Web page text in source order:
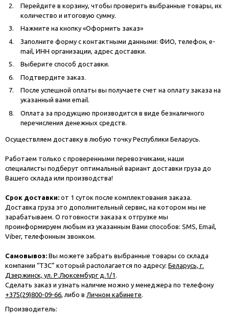
Перейдите в корзину, чтобы проверить выбранные товары, их
количество и итоговую сумму.
Нажмите на кнопку «Оформить заказ»
Заполните форму с контактными данными: ФИО, телефон, e-
mail, ИНН организации, адрес доставки.
Выберите способ доставки.
Подтвердите заказ.
После успешной оплаты вы получаете счет на оплату заказа на
указанный вами email.
Оплата за продукцию производится в виде безналичного
перечисления денежных средств.
Осуществляем доставку в любую точку Республики Беларусь.
Работаем только с проверенными перевозчиками, наши
специалисты подберут оптимальный вариант доставки груза до
Вашего склада или производства!
Срок доставки: от 1 суток после комплектования заказа.
Доставка груза это дополнительный сервис, на котором мы не
зарабатываем. О готовности заказа к отгрузке мы
проинформируем любым из указанным Вами способов: SMS, Email,
Viber, телефонным звонком.
Самовывоз: Вы можете забрать выбранные товары со склада
компании “ТЗС” который располагается по адресу: Беларусь, г.
Дзержинск, ул. Р.Люксембург д.1/1 .
Сделать заказ и узнать наличие можно у менеджера по телефону
+375(29)800-09-66, либо в Личном кабинете.
Производитель: